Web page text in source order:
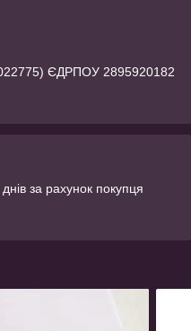
ЄДРПОУ 2895920182
за рахунок покупця